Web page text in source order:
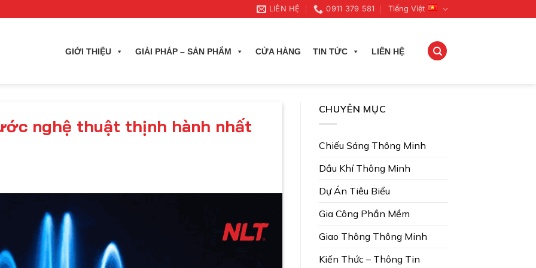
LIÊN HỆ 0911 379 581 Tiếng Việt
GIỚI THIỆU GIẢI PHÁP – SẢN PHẨM CỬA HÀNG TIN TỨC LIÊN HỆ
nghệ thuật thịnh hành nhất
CHUYÊN MỤC
Chiếu Sáng Thông Minh
Dầu Khí Thông Minh
Dự Án Tiêu Biểu
Gia Công Phần Mềm
Giao Thông Thông Minh
Kiến Thức – Thông Tin